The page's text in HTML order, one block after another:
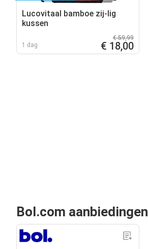
Lucovitaal bamboe zij-lig
kussen
1 dag
€ 59,99
€ 18,00
Bol.com aanbiedingen